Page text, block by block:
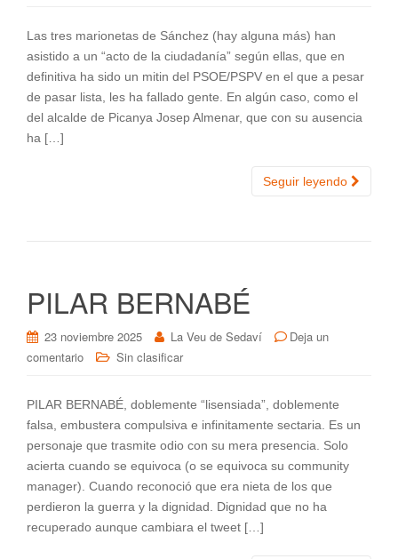
Las tres marionetas de Sánchez (hay alguna más) han
asistido a un “acto de la ciudadanía” según ellas, que en
definitiva ha sido un mitin del PSOE/PSPV en el que a pesar
de pasar lista, les ha fallado gente. En algún caso, como el
del alcalde de Picanya Josep Almenar, que con su ausencia
ha […]
Seguir leyendo
PILAR BERNABÉ
23 noviembre 2025 La Veu de Sedaví
Deja un
comentario
Sin clasificar
PILAR BERNABÉ, doblemente “lisensiada”, doblemente
falsa, embustera compulsiva e infinitamente sectaria. Es un
personaje que trasmite odio con su mera presencia. Solo
acierta cuando se equivoca (o se equivoca su community
manager). Cuando reconoció que era nieta de los que
perdieron la guerra y la dignidad. Dignidad que no ha
recuperado aunque cambiara el tweet […]